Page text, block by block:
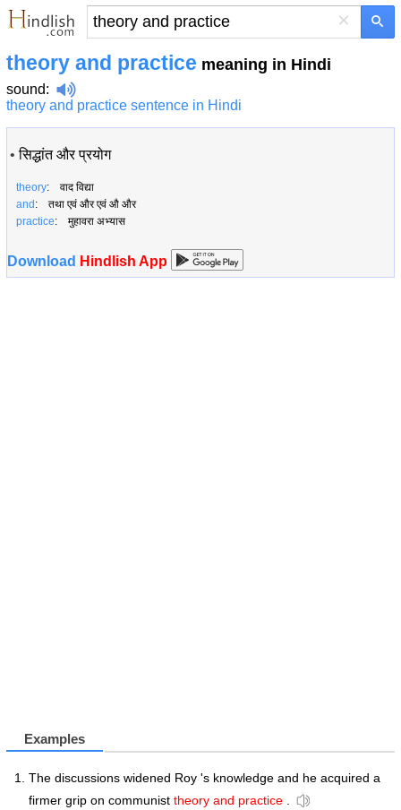
×
theory and practice meaning in Hindi
sound:
theory and practice sentence in Hindi
•सिद्धांत और प्रयोग
theory: वाद विद्या
and : तथा एवं और एवं औ और
practice: मुहावरा अभ्यास
Download Hindlish App
Examples
The discussions widened Roy 's knowledge and he acquired a
firmer grip on communist theory and practice